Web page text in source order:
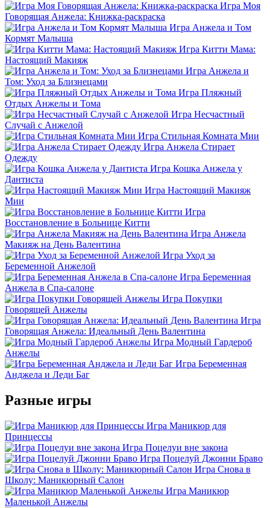
Игра Моя
Говорящая Анжела: Книжка-раскраска
Игра Анжела и Том
Кормят Малыша
Игра Китти Мама:
Настоящий Макияж
Игра Анжела и
Том: Уход за Близнецами
Игра Пляжный
Отдых Анжелы и Тома
Игра Несчастный
Случай c Анжелой
Игра Стильная Комната Мии
Игра Анжела Стирает
Одежду
Игра Кошка Анжела у
Дантиста
Игра Настоящий Макияж
Мии
Игра
Восстановление в Больнице Китти
Игра Анжела
Макияж на День Валентина
Игра Уход за
Беременной Анжелой
Игра Беременная
Анжела в Спа-салоне
Игра Покупки
Говорящей Анжелы
Игра
Говорящая Анжела: Идеальный День Валентина
Игра Модный Гардероб
Анжелы
Игра Беременная
Анджела и Леди Баг
Разные игры
Игра Маникюр для
Принцессы
Игра Поцелуи вне закона
Игра Поцелуй Джонни Браво
Игра Снова в
Школу: Маникюрный Салон
Игра Маникюр
Маленькой Анжелы